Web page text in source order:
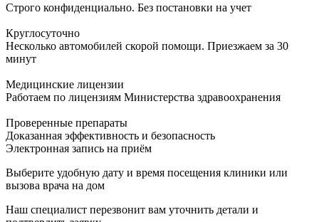
Строго конфиденциально. Без постановки на учет
Круглосуточно
Несколько автомобилей скорой помощи. Приезжаем за 30
минут
Медицинские лицензии
Работаем по лицензиям Министерства здравоохранения
Проверенные препараты
Доказанная эффективность и безопасность
Электронная запись на приём
Выберите удобную дату и время посещения клиники или
вызова врача на дом
Наш специалист перезвонит вам уточнить детали и